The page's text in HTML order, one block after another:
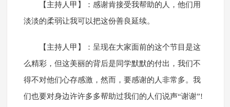
【主持人甲】：感谢肯接受我帮助的人，他们用
淡淡的柔弱让我可以把这份善良延续。
【主持人甲】：呈现在大家面前的这个节目是这
么精彩，但这美丽的背后是同学默默的付出，我们不
得不对他们心存感激，然而，要感谢的人非常多。我
们也要对身边许许多多帮助过我们的人们说声“谢谢”!